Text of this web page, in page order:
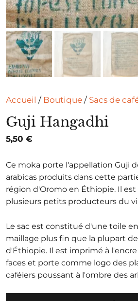
Accueil / Boutique / Sacs de
Guji Hangadhi
5,50 €
Ce moka porte l'appellation Guji
arabicas produits dans cette
région d'Oromo en Éthiopie. Il
plusieurs petits producteurs du
Le sac est constitué d'une toile
maillage plus fin que la plupart
d'Éthiopie. Il est imprimé à
faces et porte comme logo des
caféiers poussant à l'ombre des